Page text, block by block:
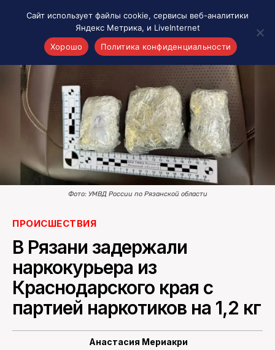
Акценты
Материалы о Рязани и области
Проекты 7 инфо
Здоровье
Интересное
Новости кино и ТВ
Новости России
Политика
О НАС
ПОИСК ПО САЙТУ
Фото: УМВД России по Рязанской области
ПРОИСШЕСТВИЯ
В Рязани задержали
наркокурьера из
Краснодарского края с
партией наркотиков на 1,2 кг
Анастасия Мериакри
Сайт использует файлы cookie, сервисы веб-аналитики
Яндекс Метрика, и LiveInternet
Хорошо
Политика конфиденциальности